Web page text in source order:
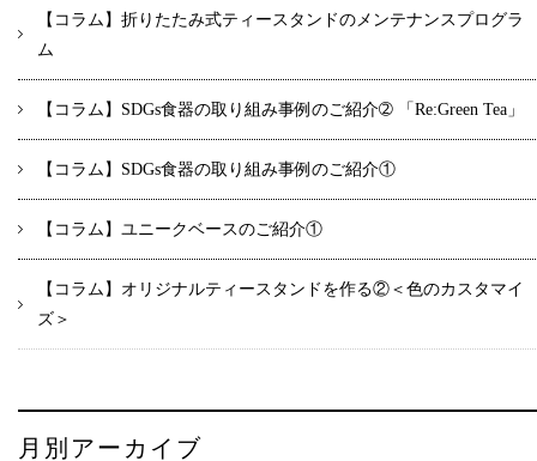
【コラム】折りたたみ式ティースタンドのメンテナンスプログラ
ム
【コラム】SDGs食器の取り組み事例のご紹介➁ 「Re:Green Tea」
【コラム】SDGs食器の取り組み事例のご紹介①
【コラム】ユニークベースのご紹介①
【コラム】オリジナルティースタンドを作る②＜色のカスタマイ
ズ＞
月別アーカイブ